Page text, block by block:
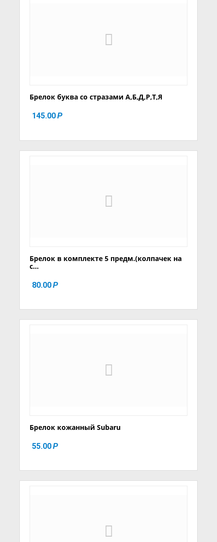
Брелок буква со стразами А,Б,Д,Р,Т,Я
145.00Р
Брелок в комплекте 5 предм.(колпачек на
с...
80.00Р
Брелок кожанный Subaru
55.00Р